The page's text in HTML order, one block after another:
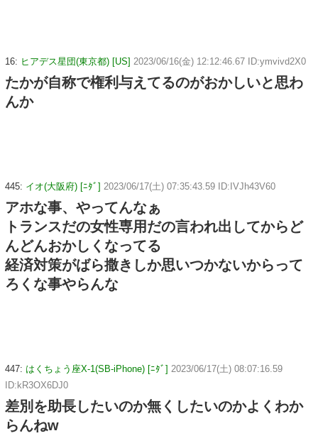
16: ヒアデス星団(東京都) [US] 2023/06/16(金) 12:12:46.67 ID:ymvivd2X0
たかが自称で権利与えてるのがおかしいと思わ
んか
445: イオ(大阪府) [ﾆﾀﾞ] 2023/06/17(土) 07:35:43.59 ID:IVJh43V60
アホな事、やってんなぁ
トランスだの女性専用だの言われ出してからど
んどんおかしくなってる
経済対策がばら撒きしか思いつかないからって
ろくな事やらんな
447: はくちょう座X-1(SB-iPhone) [ﾆﾀﾞ] 2023/06/17(土) 08:07:16.59
ID:kR3OX6DJ0
差別を助長したいのか無くしたいのかよくわか
らんねw